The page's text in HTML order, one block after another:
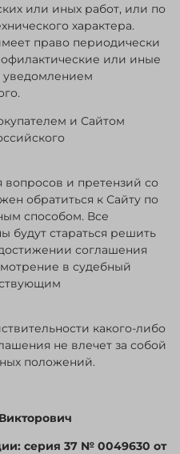
или иных работ, или по
характера.
право периодически
или иные
уведомлением
и Сайтом
вопросов и претензий со
обратиться к Сайту по
способом. Все
будут стараться решить
соглашения
в судебный
какого-либо
не влечет за собой
положений.
серия 37 № 0049630 от